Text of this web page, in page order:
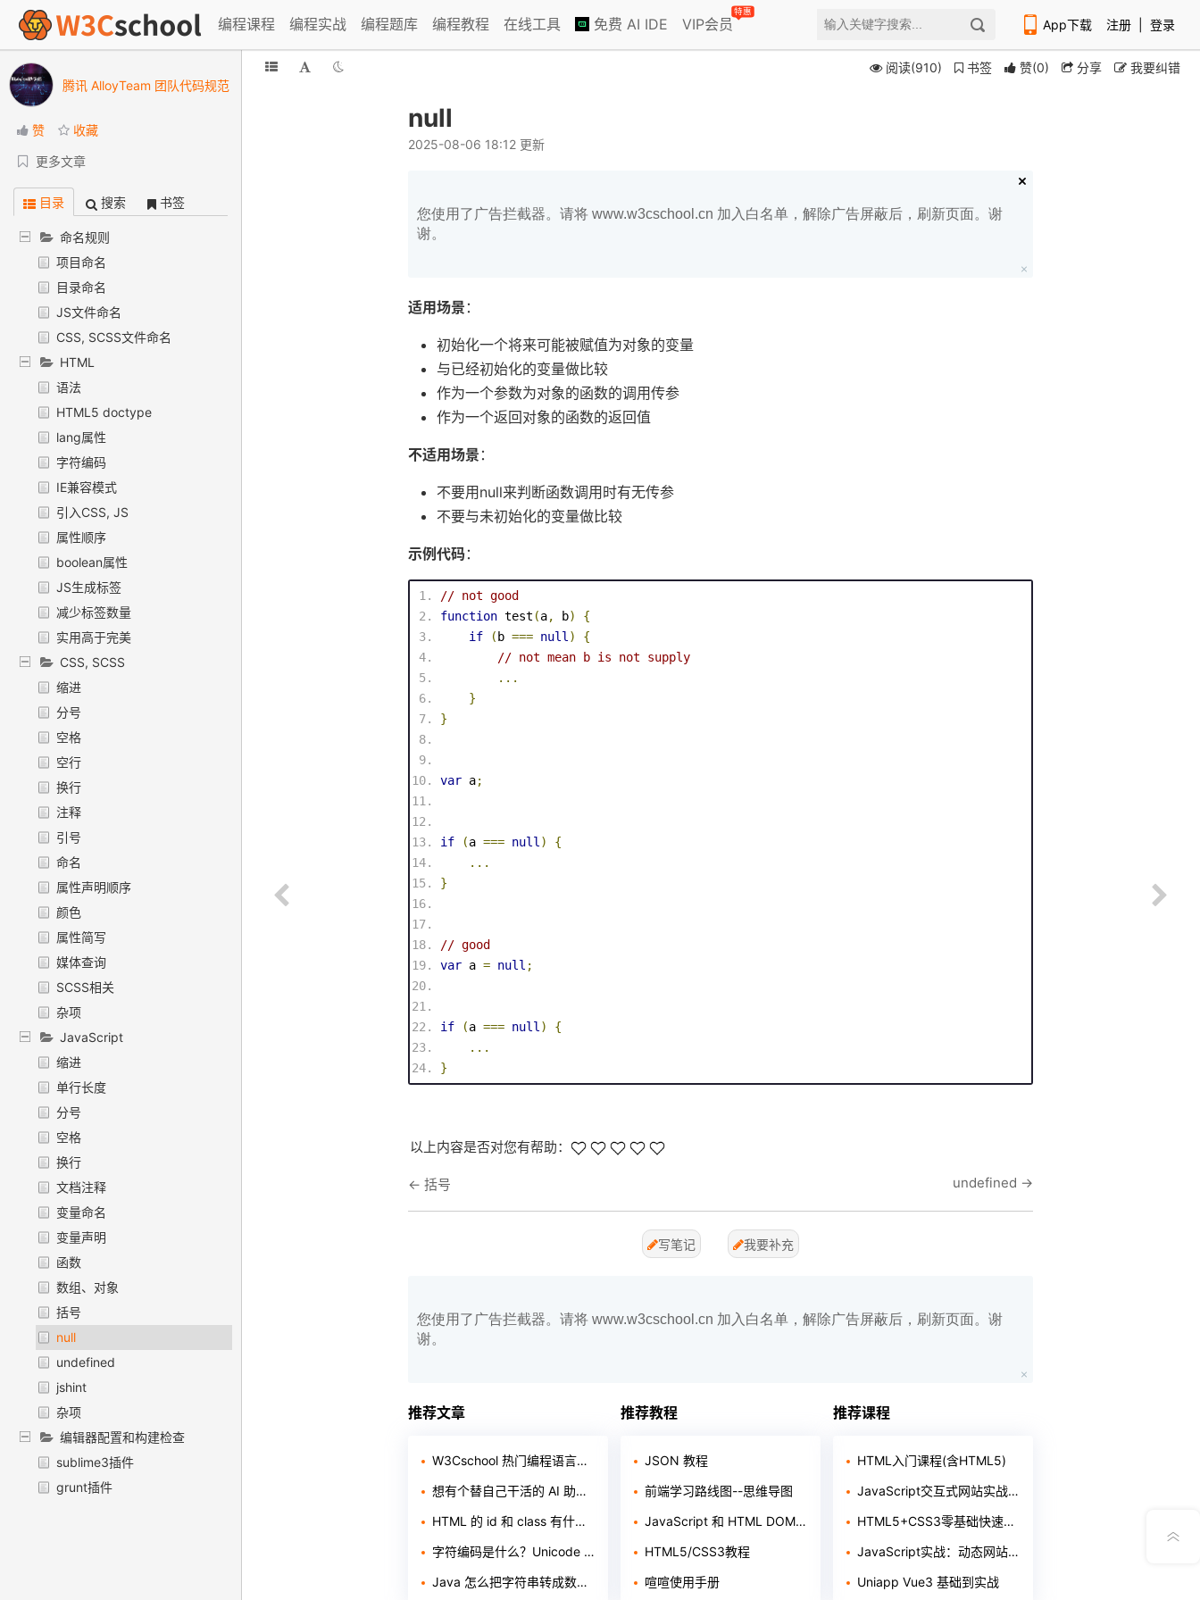
编程课程 编程实战 编程题库 编程教程 在线工具 免费 AI IDE VIP会员
特惠
App下载 注册 登录
腾讯 AlloyTeam 团队代码规范
赞 收藏
更多文章
目录 搜索 书签
命名规则
项目命名
目录命名
JS文件命名
CSS, SCSS文件命名
HTML
语法
HTML5 doctype
lang属性
字符编码
IE兼容模式
引入CSS, JS
属性顺序
boolean属性
JS生成标签
减少标签数量
实用高于完美
CSS, SCSS
缩进
分号
空格
空行
换行
注释
引号
命名
属性声明顺序
颜色
属性简写
媒体查询
SCSS相关
杂项
JavaScript
缩进
单行长度
分号
空格
换行
文档注释
变量命名
变量声明
函数
数组、对象
括号
null
undefined
jshint
杂项
编辑器配置和构建检查
sublime3插件
grunt插件
阅读(910) 书签 赞(0) 分享 我要纠错
null
2025-08-06 18:12 更新
您使用了广告拦截器。请将 www.w3cschool.cn 加入白名单，解除广告屏蔽后，刷新页面。谢
谢。
适用场景 ：
初始化一个将来可能被赋值为对象的变量
与已经初始化的变量做比较
作为一个参数为对象的函数的调用传参
作为一个返回对象的函数的返回值
不适用场景 ：
不要用null来判断函数调用时有无传参
不要与未初始化的变量做比较
示例代码 ：
// not good
function test (a, b)
{
if
( b === null )
{
// not mean b is not supply
...
}
}
var a;
if (a === null )
{
...
}
// good
var a = null ;
if (a === null )
{
...
}
以上内容是否对您有帮助：
← 括号 undefined →
写笔记 我要补充
您使用了广告拦截器。请将 www.w3cschool.cn 加入白名单，解除广告屏蔽后，刷新页面。谢
谢。
推荐文章
W3Cschool 热门编程语言排行榜 2020年 10月 TOP10
想有个替自己干活的 AI 助手？聊聊 Loomy 这个「AI 工作搭子」
HTML 的 id 和 class 有什么区别？给新手的 3 个判断标准
字符编码是什么？Unicode 和 ASCII 的核心区别一次讲透
Java 怎么把字符串转成数字？附 3 种方法及常见报错
推荐教程
JSON 教程
前端学习路线图--思维导图
JavaScript 和 HTML DOM 参考手册
HTML5/CSS3教程
喧喧使用手册
推荐课程
HTML入门课程(含HTML5)
JavaScript交互式网站实战开发
HTML5+CSS3零基础快速入门
JavaScript实战：动态网站开发
Uniapp Vue3 基础到实战